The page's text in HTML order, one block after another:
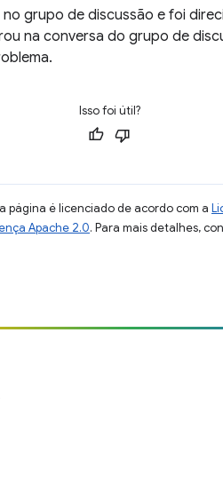
grupo de discussão e foi
na conversa do grupo de
Isso foi útil?
página é licenciado de acordo com a
Apache 2.0. Para mais detalhes,